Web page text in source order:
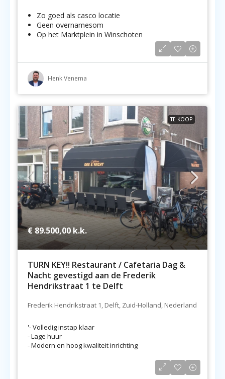
Zo goed als casco locatie
Geen overnamesom
Op het Marktplein in Winschoten
Henk Venema
TE KOOP
€ 89.500,00k.k.
TURN KEY!! Restaurant / Cafetaria Dag &
Nacht gevestigd aan de Frederik
Hendrikstraat 1 te Delft
Frederik Hendrikstraat 1, Delft, Zuid-Holland, Nederland
'- Volledig instap klaar
- Lage huur
- Modern en hoog kwaliteit inrichting